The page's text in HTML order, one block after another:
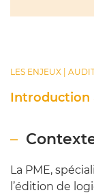
LES ENJEUX |
Introduction
La PME,
l’édition de